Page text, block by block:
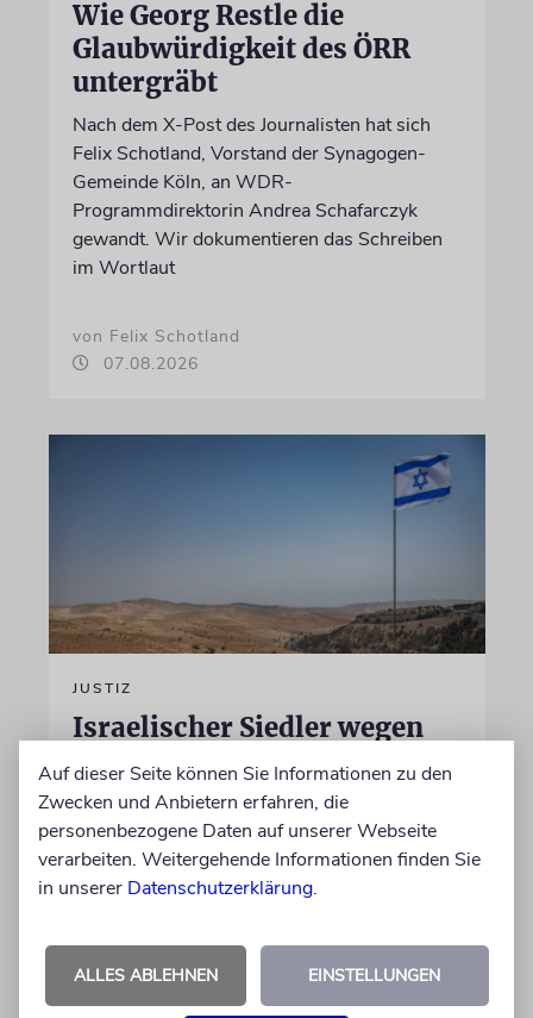
Wie Georg Restle die
Glaubwürdigkeit des ÖRR
untergräbt
Nach dem X-Post des Journalisten hat sich
Felix Schotland, Vorstand der Synagogen-
Gemeinde Köln, an WDR-
Programmdirektorin Andrea Schafarczyk
gewandt. Wir dokumentieren das Schreiben
im Wortlaut
von Felix Schotland
07.08.2026
JUSTIZ
Israelischer Siedler wegen
Tötung eines Palästinensers
angeklagt
Der getötete Aktivist setzte sich gegen
Siedlergewalt ein und war an dem Oscar-
prämierten Film »No Other Land« beteiligt.
Auf dieser Seite können Sie Informationen zu den
Zwecken und Anbietern erfahren, die
personenbezogene Daten auf unserer Webseite
verarbeiten. Weitergehende Informationen finden Sie
in unserer Datenschutzerklärung.
ALLES ABLEHNEN EINSTELLUNGEN